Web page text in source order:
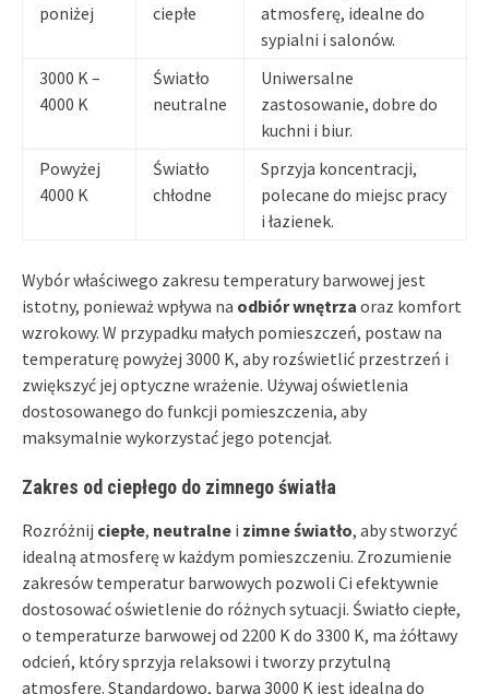
poniżej
ciepłe
atmosferę, idealne do
sypialni i salonów.
3000 K –
4000 K
Światło
neutralne
Uniwersalne
zastosowanie, dobre do
kuchni i biur.
Powyżej
4000 K
Światło
chłodne
Sprzyja koncentracji,
polecane do miejsc pracy
i łazienek.
Wybór właściwego zakresu temperatury barwowej jest
istotny, ponieważ wpływa na odbiór wnętrza oraz komfort
wzrokowy. W przypadku małych pomieszczeń, postaw na
temperaturę powyżej 3000 K, aby rozświetlić przestrzeń i
zwiększyć jej optyczne wrażenie. Używaj oświetlenia
dostosowanego do funkcji pomieszczenia, aby
maksymalnie wykorzystać jego potencjał.
Zakres od ciepłego do zimnego światła
Rozróżnij ciepłe, neutralne i zimne światło, aby stworzyć
idealną atmosferę w każdym pomieszczeniu. Zrozumienie
zakresów temperatur barwowych pozwoli Ci efektywnie
dostosować oświetlenie do różnych sytuacji. Światło ciepłe,
o temperaturze barwowej od 2200 K do 3300 K, ma żółtawy
odcień, który sprzyja relaksowi i tworzy przytulną
atmosferę. Standardowo, barwa 3000 K jest idealna do